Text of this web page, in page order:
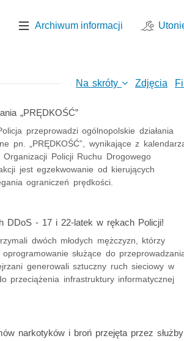
Archiwum informacji
Na skróty Zdjęcia
„PRĘDKOŚĆ”
przeprowadzi ogólnopolskie działania
pn. „PRĘDKOŚĆ”, wynikające z
Organizacji Policji Ruchu Drogowego
jest egzekwowanie od kierujących
ograniczeń prędkości.
DDoS - 17 i 22-latek w rękach Policji!
dwóch młodych mężczyzn, którzy
służące do
generowali sztuczny ruch sieciowy w
przeciążenia infrastruktury informatycznej
narkotyków i broń przejęta przez służby